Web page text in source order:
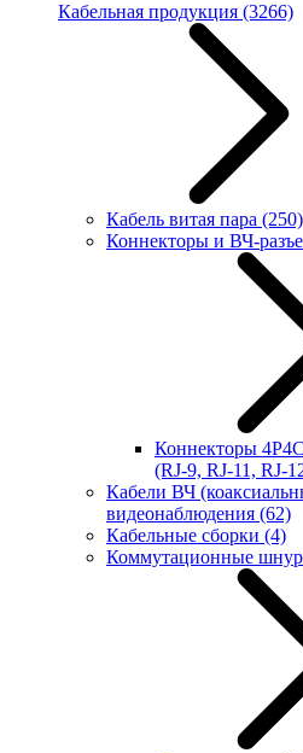
Кабельная продукция (3266)
Кабель витая пара (250)
Коннекторы и ВЧ-
Коннекторы
(RJ-9, RJ-11, RJ-
Кабели ВЧ
видеонаблюдения (62)
Кабельные сборки (4)
Коммутационные